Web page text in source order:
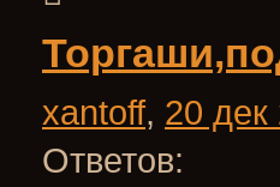
xantoff, 20 дек
Ответов: